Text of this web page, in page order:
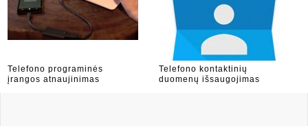
Telefono programinės
įrangos atnaujinimas
Telefono kontaktinių
duomenų išsaugojimas